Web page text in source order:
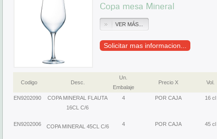
Copa mesa Mineral
VER MÁS...
Solicitar mas informacion...
Codigo Desc.
Un.
Embalaje
Precio X Vol.
EN9202090
COPA MINERAL FLAUTA
16CL C/6
4 POR CAJA 16 cl
EN9202006 COPA MINERAL 45CL C/6 4 POR CAJA 45 cl